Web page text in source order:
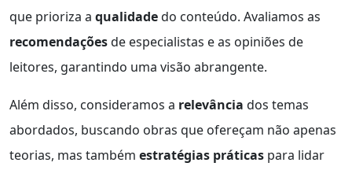
que prioriza a qualidadedo conteúdo. Avaliamos as
recomendaçõesde especialistas e as opiniões de
leitores, garantindo uma visão abrangente.
Além disso, consideramos a relevância dos temas
abordados, buscando obras que ofereçam não apenas
teorias, mas também estratégias práticas para lidar